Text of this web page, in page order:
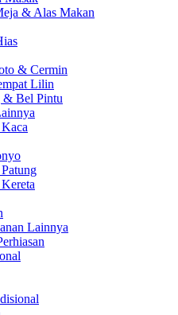
& Alas Makan
& Cermin
Lilin
& Bel Pintu
Lainnya